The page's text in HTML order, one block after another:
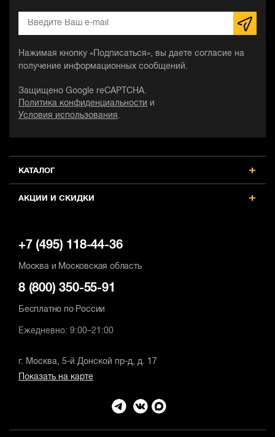
КАТАЛОГ
АКЦИИ И СКИДКИ
Нажимая кнопку «Подписаться», вы даете согласие на
получение информационных сообщений.
Защищено Google reCAPTCHA.
Политика конфиденциальности
и
Условия использования .
+7 (495) 118-44-36
Москва и Московская область
8 (800) 350-55-91
Бесплатно по России
Ежедневно: 9:00–21:00
г. Москва, 5-й Донской пр-д, д. 17
Показать на карте